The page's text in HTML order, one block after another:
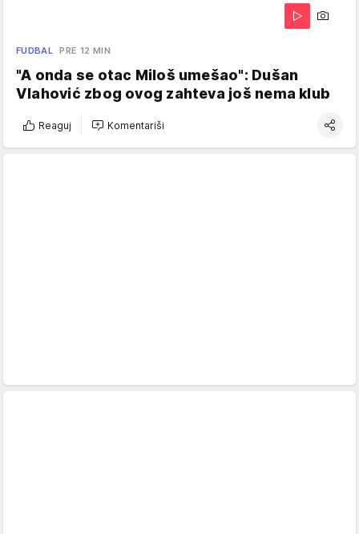
FUDBAL PRE 12 MIN
"A onda se otac Miloš umešao": Dušan
Vlahović zbog ovog zahteva još nema klub
Reaguj Komentariši